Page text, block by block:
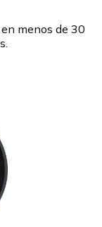
menos de 30